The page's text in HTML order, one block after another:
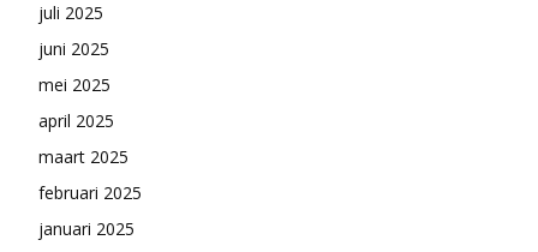
juli 2025
juni 2025
mei 2025
april 2025
maart 2025
februari 2025
januari 2025